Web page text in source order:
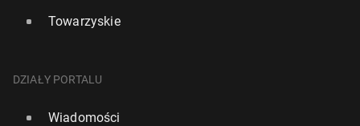
Towarzyskie
DZIAŁY PORTALU
Wiadomości